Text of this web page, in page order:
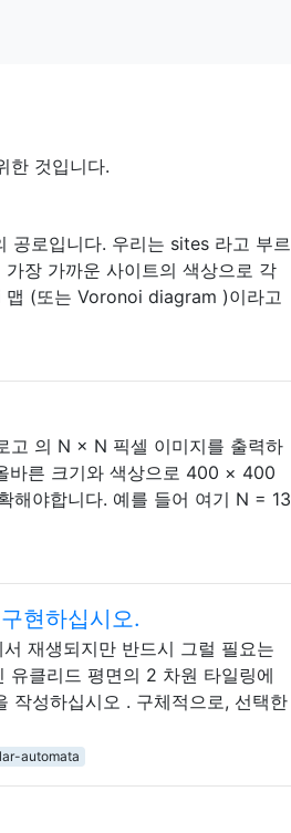
한 것입니다.
로입니다. 우리는 sites 라고 부르
장 가까운 사이트의 색상으로 각
맵 (또는 Voronoi diagram )이라고
고 의 N × N 픽셀 이미지를 출력하
바른 크기와 색상으로 400 × 400
해야합니다. 예를 들어 여기 N = 13
현하십시오.
재생되지만 반드시 그럴 필요는
유클리드 평면의 2 차원 타일링에
성하십시오 . 구체적으로, 선택한
automata